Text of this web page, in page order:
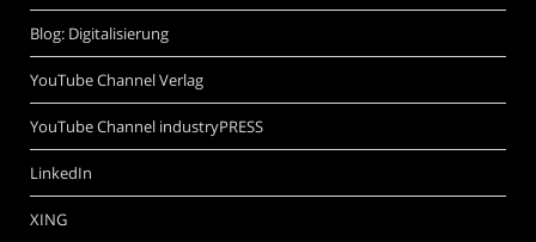
Blog: Digitalisierung
YouTube Channel Verlag
YouTube Channel industryPRESS
LinkedIn
XING